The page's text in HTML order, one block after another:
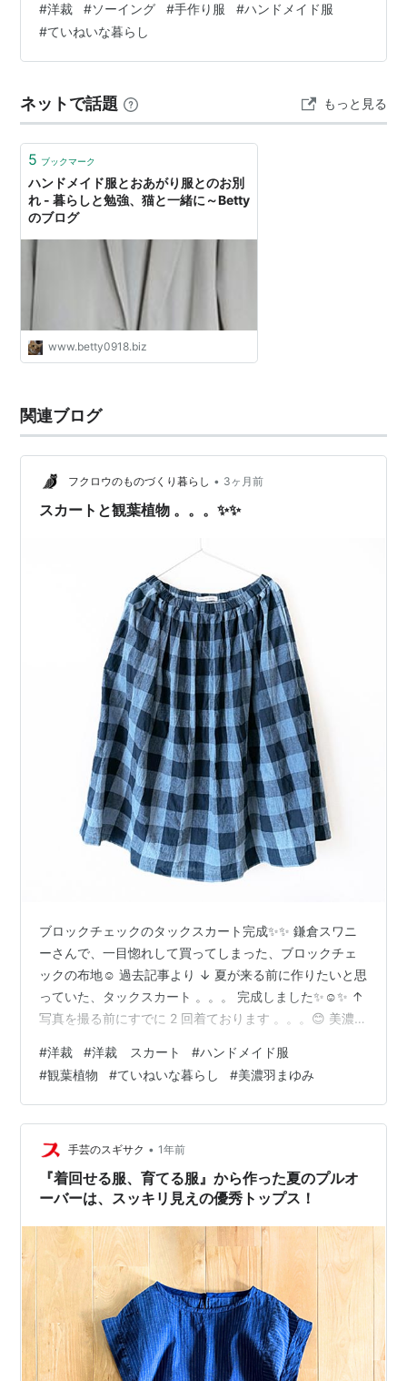
りになるよう ソーイング教室の先生にパターンを補正し
ていただきました☺️ 背面にボタン✨✨ ↑ このカフスもポ
イント☺️👍 奇をてらうデザインよりもシンプルなデザイ
ャツが今の自分にはしっくりくるなと 。。。 ５分袖にボ
ックスタックが入…
#洋裁 #ソーイング #手作り服 #ハンドメイド服
#ていねいな暮らし
ネットで話題 もっと見る
5 ブックマーク
ハンドメイド服とおあがり服とのお別
れ - 暮らしと勉強、猫と一緒に～Betty
のブログ
www.betty0918.biz
関連ブログ
フクロウのものづくり暮らし • 3ヶ月前
スカートと観葉植物 。。。✨✨
ブロックチェックのタックスカート完成✨✨ 鎌倉スワニ
ーさんで、一目惚れして買ってしまった、ブロックチェ
ックの布地☺️ 過去記事より ↓ 夏が来る前に作りたいと思
っていた、タックスカート 。。。 完成しました✨☺️✨ ↑
写真を撮る前にすでに 2 回着ております 。。。😊 美濃羽
スカート から作ってます✨ このパターン（型紙）のスカ
ートを作るのは３枚目 気に入った布地は失敗したくない
ので、“ 間違いない“ という パターンで作りたいのです
。。。 FU-KO basics. みんなで着たい 手づくり服 [ 美濃
羽まゆみ ]価格: 1760 …
#洋裁 #洋裁 スカート #ハンドメイド服
#観葉植物 #ていねいな暮らし #美濃羽まゆみ
手芸のスギサク • 1年前
『着回せる服、育てる服』から作った夏のプルオ
ーバーは、スッキリ見えの優秀トップス！